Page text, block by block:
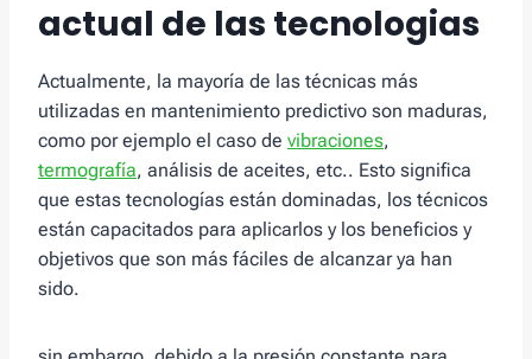
actual de las tecnologias
Actualmente, la mayoría de las técnicas más
utilizadas en mantenimiento predictivo son maduras,
como por ejemplo el caso de vibraciones,
termografía, análisis de aceites, etc.. Esto significa
que estas tecnologías están dominadas, los técnicos
están capacitados para aplicarlos y los beneficios y
objetivos que son más fáciles de alcanzar ya han
sido.